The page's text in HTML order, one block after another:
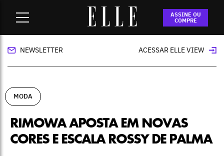
ASSINE OU
COMPRE
Rimowa aposta em novas cores e escala
Rossy de Palma
NEWSLETTER ACESSAR ELLE VIEW
MODA
RIMOWA APOSTA EM NOVAS
CORES E ESCALA ROSSY DE PALMA